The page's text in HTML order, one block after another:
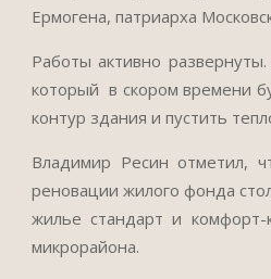
Ермогена, патриарха
Работы активно
который в скором времени
контур здания и пустить
Владимир Ресин отметил,
реновации жилого фонда
жилье стандарт и
микрорайона.